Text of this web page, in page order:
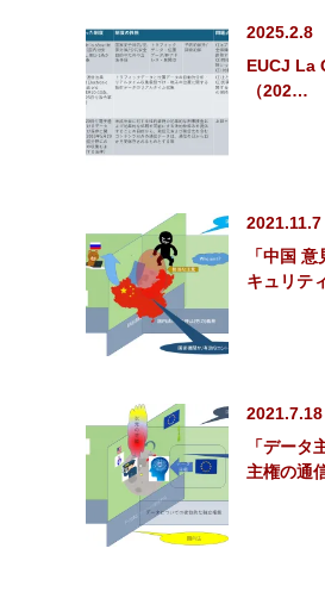
2025.2.8
EUCJ La
（202…
2021.11.7
「中国
キュリテ
2021.7.18
「データ
主権の通